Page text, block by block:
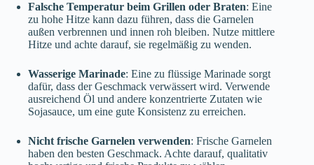
Falsche Temperatur beim Grillen oder Braten: Eine
zu hohe Hitze kann dazu führen, dass die Garnelen
außen verbrennen und innen roh bleiben. Nutze mittlere
Hitze und achte darauf, sie regelmäßig zu wenden.
Wasserige Marinade: Eine zu flüssige Marinade sorgt
dafür, dass der Geschmack verwässert wird. Verwende
ausreichend Öl und andere konzentrierte Zutaten wie
Sojasauce, um eine gute Konsistenz zu erreichen.
Nicht frische Garnelen verwenden: Frische Garnelen
haben den besten Geschmack. Achte darauf, qualitativ